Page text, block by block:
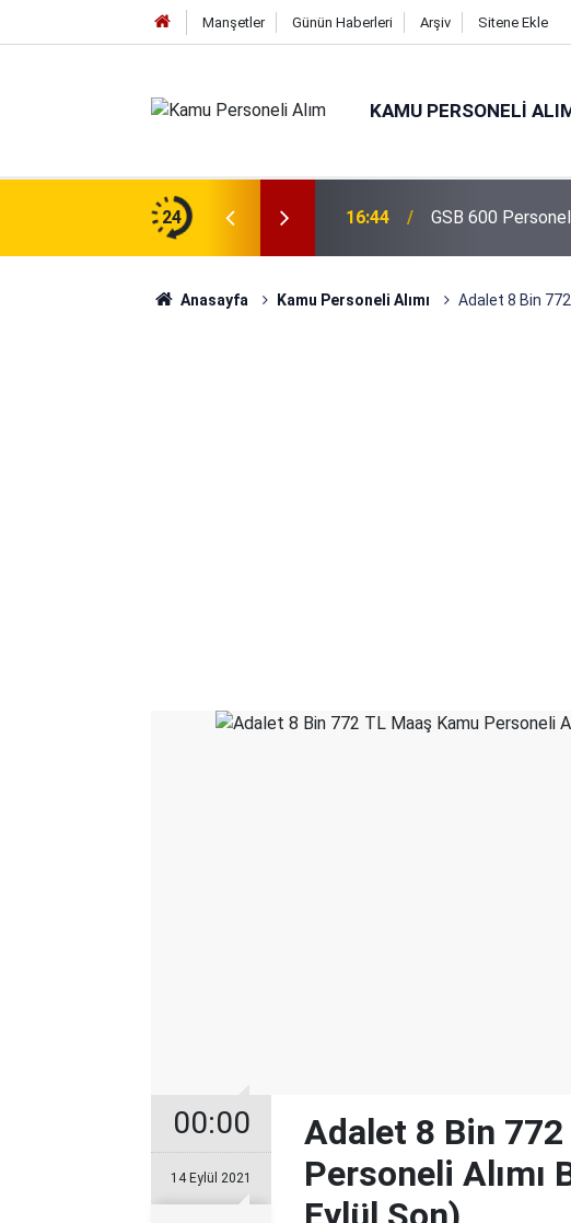
Manşetler Günün Haberleri Arşiv Sitene Ekle
KAMU PERSONELI
24
Gündemde! Bakan Çiftçi Süreci
16:44 GSB 600 Personel
Anasayfa Kamu Personeli Alımı Adalet 8 Bin
00:00
14 Eylül 2021
Adalet 8 Bin
Personeli Alımı